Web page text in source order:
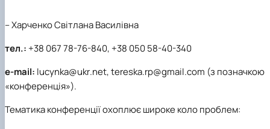
– Харченко Світлана Василівна
тел.: +38 067 78-76-840, +38 050 58-40-340
е-mail: lucynka@ukr.net, tereska.rp@gmail.com (з позначкою
«конференція»).
Тематика конференції охоплює широке коло проблем: